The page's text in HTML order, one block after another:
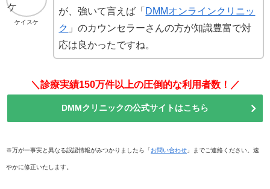
ケイスケ
が、強いて言えば「 DMMオンラインクリニッ
ク 」のカウンセラーさんの方が知識豊富で対
応は良かったですね。
＼診療実績150万件以上の圧倒的な利用者数！／
DMMクリニックの公式サイトはこちら
※万が一事実と異なる誤認情報がみつかりましたら「お問い合わせ 」までご連絡ください。速
やかに修正いたします。